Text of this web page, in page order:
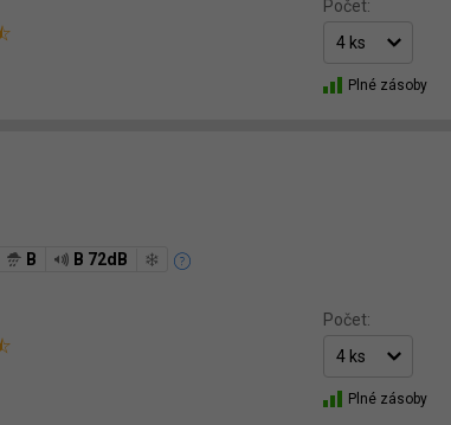
Počet:
Plné zásoby
B B 72dB
Počet:
Plné zásoby